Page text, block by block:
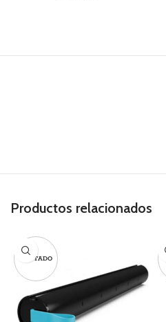
Productos relacionados
AGOTADO